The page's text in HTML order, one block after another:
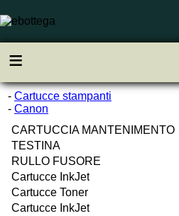
≡
- Cartucce stampanti
- Canon
CARTUCCIA MANTENIMENTO
TESTINA
RULLO FUSORE
Cartucce InkJet
Cartucce Toner
Cartucce InkJet